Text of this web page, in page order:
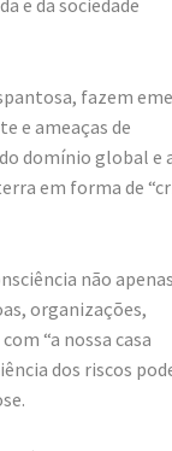
e da sociedade
fazem
e ameaças de
domínio global e
em forma de
não apenas
organizações,
“a nossa casa
dos riscos